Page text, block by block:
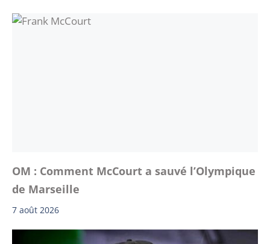
OM : Comment McCourt a sauvé l’Olympique
de Marseille
7 août 2026